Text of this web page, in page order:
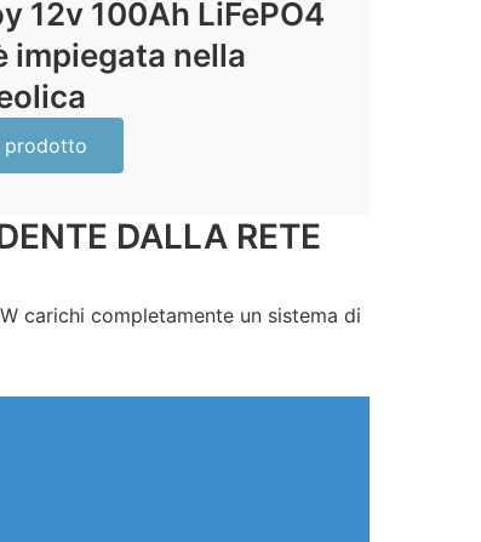
12v 100Ah LiFePO4
impiegata nella
prodotto
DALLA RETE
carichi completamente un sistema di